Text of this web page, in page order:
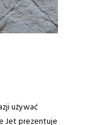
używać
Jet prezentuje